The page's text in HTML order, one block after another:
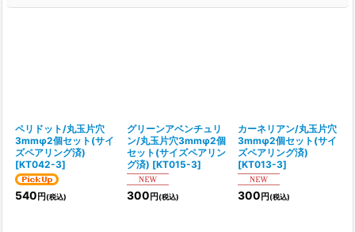
ペリドット/丸玉片穴
3mmφ2個セット(サイ
ズペアリング済)
[KT042-3]
540 円(税込)
グリーンアベンチュリ
ン/丸玉片穴3mmφ2個
セット(サイズペアリン
グ済) [KT015-3]
300 円(税込)
カーネリアン/丸玉片穴
3mmφ2個セット(サイ
ズペアリング済)
[KT013-3]
300 円(税込)